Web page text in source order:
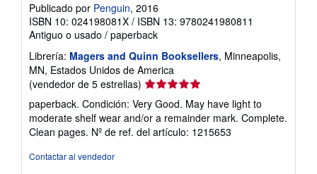
Publicado por Penguin, 2016
ISBN 10: 024198081X / ISBN 13: 9780241980811
Antiguo o usado / paperback
Librería: Magers and Quinn Booksellers, Minneapolis,
MN, Estados Unidos de America
(vendedor de 5 estrellas) Calificación
del
vendedor:
5
de
paperback. Condición: Very Good. May have light to
moderate shelf wear and/or a remainder mark. Complete.
Clean pages. Nº de ref. del artículo: 1215653
Contactar al vendedor